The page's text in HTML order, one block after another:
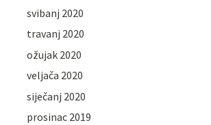
svibanj 2020
travanj 2020
ožujak 2020
veljača 2020
siječanj 2020
prosinac 2019